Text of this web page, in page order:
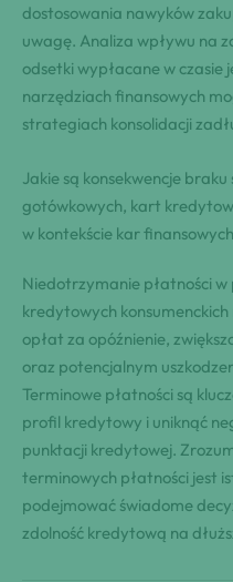
dostosowania nawyków
uwagę. Analiza wpływu na
odsetki wypłacane w czasie
narzędziach finansowych
strategiach konsolidacji
Jakie są konsekwencje
gotówkowych, kart
w kontekście kar
Niedotrzymanie płatności
kredytowych
opłat za opóźnienie,
oraz potencjalnym
Terminowe płatności są
profil kredytowy i uniknąć
punktacji kredytowej.
terminowych płatności jest
podejmować świadome
zdolność kredytową na